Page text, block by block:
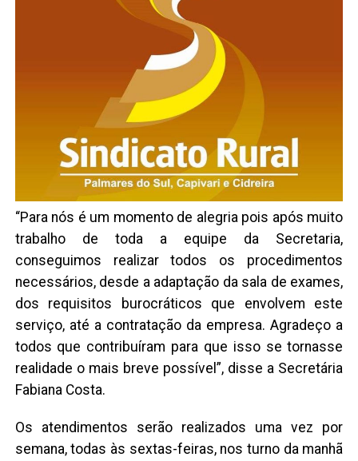
“Para nós é um momento de alegria pois após muito
trabalho de toda a equipe da Secretaria,
conseguimos realizar todos os procedimentos
necessários, desde a adaptação da sala de exames,
dos requisitos burocráticos que envolvem este
serviço, até a contratação da empresa. Agradeço a
todos que contribuíram para que isso se tornasse
realidade o mais breve possível”, disse a Secretária
Fabiana Costa.
Os atendimentos serão realizados uma vez por
semana, todas às sextas-feiras, nos turno da manhã